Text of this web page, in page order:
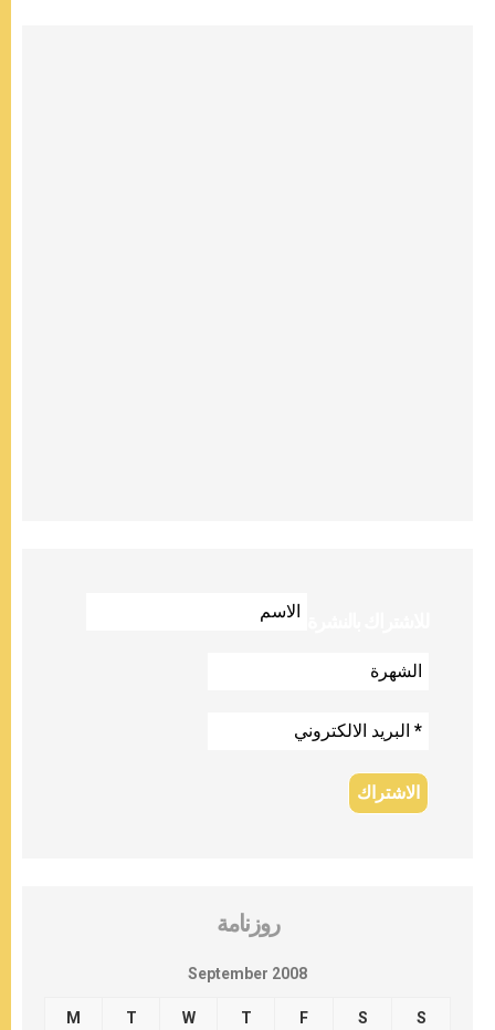
روزنامة
September 2008
M T W T F S S